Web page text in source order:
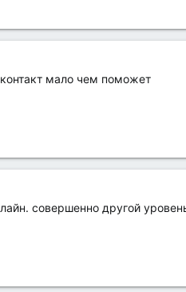
мало чем поможет
совершенно другой